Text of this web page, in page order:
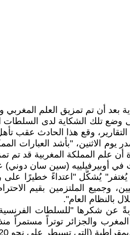
بعد أن تم تمزيق العلم
وضع تلك الشكاية لدى السلطات
وقع هذا الحادث عقب
أن علم المملكة المغربية قد
(سين سان دوني) عقب فوز المغرب على
يُشكّل "اعتداءً خطيرًا
وجميع الملتزمين بقيم
بالنظام العام".
عن شكرها "للسلطات
المغرب والجزائر توتراً